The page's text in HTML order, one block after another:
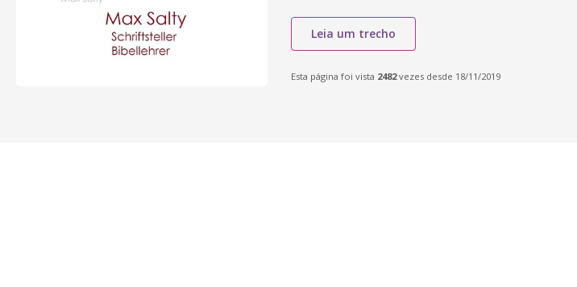
Leia um trecho
Esta página foi vista 2482vezes desde 18/11/2019